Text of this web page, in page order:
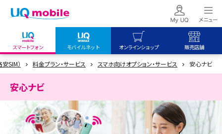
スマートフォン モバイルネット オンラインショップ 販売店舗
my UQ WiMAX
UQ WiMAX ご契約の方
UQ mobile ご契約の方
UQ mobile
UQ mobile
オンラインショップ
オンラインショップ
UQ mobile
販売店舗
販売店舗
SIM） 料金プラン・サービス スマホ向けオプション・サービス 安心ナビ
安心ナビ